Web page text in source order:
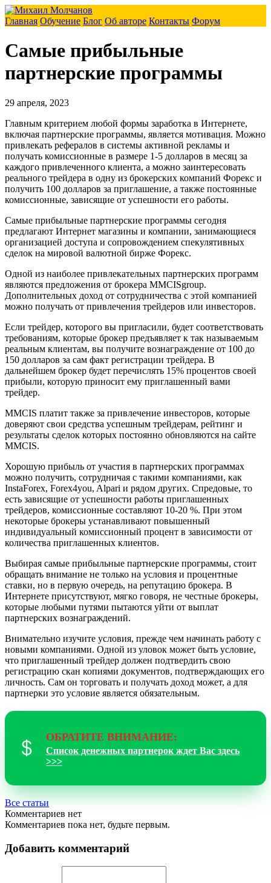
Главная Обучение Блог Об авторе Контакты Форум
Самые прибыльные
партнерские программы
29 апреля, 2023
Главным критерием любой формы заработка в Интернете,
включая партнерские программы, является мотивация. Можно
привлекать рефералов в системы активной рекламы и
получать комиссионные в размере 1-5 долларов в месяц за
каждого привлеченного клиента, а можно заинтересовать
реального трейдера в одну из брокерских компаний Форекс и
получить 100 долларов за приглашение, а также постоянные
комиссионные, зависящие от успешности его работы.
Самые прибыльные партнерские программы сегодня
предлагают Интернет магазины и компании, занимающиеся
организацией доступа и сопровождением спекулятивных
сделок на мировой валютной бирже Форекс.
Одной из наиболее привлекательных партнерских программ
являются предложения от брокера MMCISgroup.
Дополнительных доход от сотрудничества с этой компанией
можно получать от привлечения трейдеров или инвесторов.
Если трейдер, которого вы пригласили, будет соответствовать
требованиям, которые брокер предъявляет к так называемым
реальным клиентам, вы получите вознаграждение от 100 до
150 долларов за сам факт регистрации трейдера. В
дальнейшем брокер будет перечислять 15% процентов своей
прибыли, которую приносит ему приглашенный вами
трейдер.
MMCIS платит также за привлечение инвесторов, которые
доверяют свои средства успешным трейдерам, рейтинг и
результаты сделок которых постоянно обновляются на сайте
MMCIS.
Хорошую прибыль от участия в партнерских программах
можно получить, сотрудничая с такими компаниями, как
InstaForex, Forex4you, Alpari и рядом других. Спредовые, то
есть зависящие от успешности работы приглашенных
трейдеров, комиссионные составляют 10-20 %. При этом
некоторые брокеры устанавливают повышенный
индивидуальный комиссионный процент в зависимости от
количества приглашенных клиентов.
Выбирая самые прибыльные партнерские программы, стоит
обращать внимание не только на условия и процентные
ставки, но в первую очередь, на репутацию брокера. В
Интернете присутствуют, мягко говоря, не честные брокеры,
которые любыми путями пытаются уйти от выплат
партнерских вознаграждений.
Внимательно изучите условия, прежде чем начинать работу с
новыми компаниями. Одной из уловок может быть условие,
что приглашенный трейдер должен подтвердить свою
регистрацию скан копиями документов, подтверждающих его
личность. Сам он торговать и получать доход может, а для
партнерки это условие является обязательным.
ОБРАТИТЕ ВНИМАНИЕ:
Список денежных партнерок ждет Вас здесь
>>>
Все статьи
Комментариев нет
Комментариев пока нет, будьте первым.
Добавить комментарий